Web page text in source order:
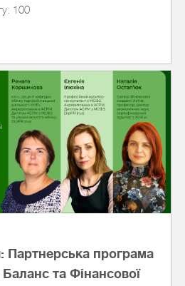
100
Партнерська програма
Баланс та Фінансової